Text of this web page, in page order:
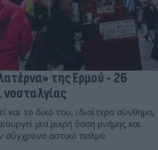
της Ερμού - 26
νοσταλγίας
το δικό του, ιδιαίτερο σύνθημα,
μια μικρή όαση μνήμης και
σύγχρονο αστικό παλμό.